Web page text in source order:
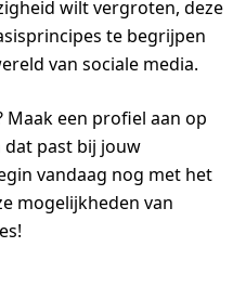
wilt vergroten, deze
te begrijpen
van sociale media.
Maak een profiel aan op
past bij jouw
vandaag nog met het
mogelijkheden van